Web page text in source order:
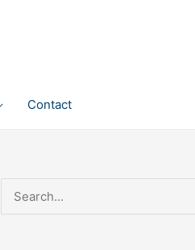
Contact
e